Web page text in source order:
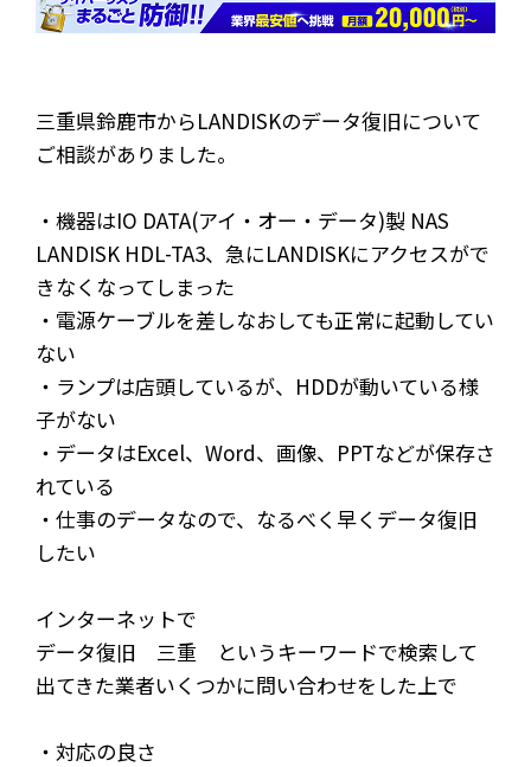
三重県鈴鹿市からLANDISKのデータ復旧について
ご相談がありました。
・機器はIO DATA(アイ・オー・データ)製 NAS
LANDISK HDL-TA3、急にLANDISKにアクセスがで
きなくなってしまった
・電源ケーブルを差しなおしても正常に起動してい
ない
・ランプは店頭しているが、HDDが動いている様
子がない
・データはExcel、Word、画像、PPTなどが保存さ
れている
・仕事のデータなので、なるべく早くデータ復旧
したい
インターネットで
データ復旧 三重 というキーワードで検索して
出てきた業者いくつかに問い合わせをした上で
・対応の良さ